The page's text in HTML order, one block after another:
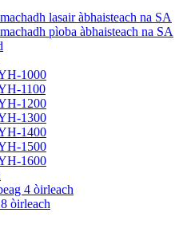
lasair àbhaisteach na SA
pìoba àbhaisteach na SA
1000
1100
1200
1300
1400
1500
1600
4 òirleach
òirleach